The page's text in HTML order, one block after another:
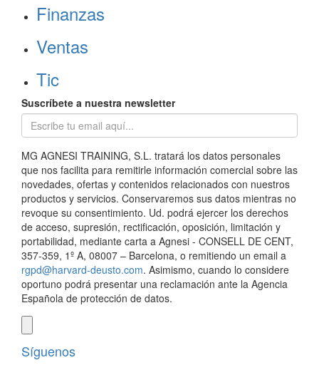
Finanzas
Ventas
Tic
Suscríbete a nuestra newsletter
MG AGNESI TRAINING, S.L. tratará los datos personales
que nos facilita para remitirle información comercial sobre las
novedades, ofertas y contenidos relacionados con nuestros
productos y servicios. Conservaremos sus datos mientras no
revoque su consentimiento. Ud. podrá ejercer los derechos
de acceso, supresión, rectificación, oposición, limitación y
portabilidad, mediante carta a Agnesi - CONSELL DE CENT,
357-359, 1º A, 08007 – Barcelona, o remitiendo un email a
rgpd@harvard-deusto.com. Asimismo, cuando lo considere
oportuno podrá presentar una reclamación ante la Agencia
Española de protección de datos.
Síguenos